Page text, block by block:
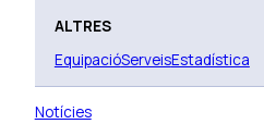
ALTRES
EquipacióServeisEstadística
Notícies